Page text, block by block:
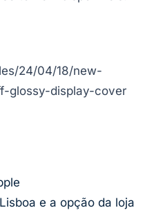
24/04/18/new-
glossy-display-cover
e a opção da loja